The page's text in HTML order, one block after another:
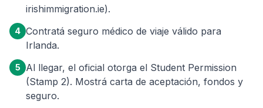
irishimmigration.ie).
4 Contratá seguro médico de viaje válido para
Irlanda.
5
Al llegar, el oficial otorga el Student Permission
(Stamp 2). Mostrá carta de aceptación, fondos y
seguro.